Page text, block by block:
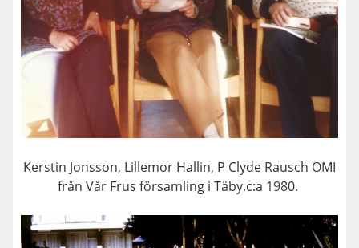
Kerstin Jonsson, Lillemor Hallin, P Clyde Rausch OMI
från Vår Frus församling i Täby.c:a 1980.